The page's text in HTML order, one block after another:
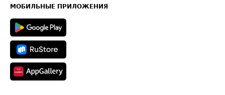
Техническая информация
МОБИЛЬНЫЕ ПРИЛОЖЕНИЯ